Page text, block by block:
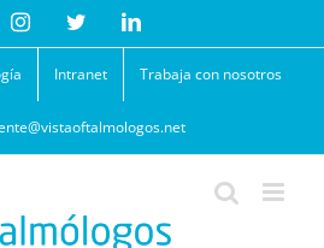
InstagramTwitterLinkedIn
Intranet Trabaja con nosotros